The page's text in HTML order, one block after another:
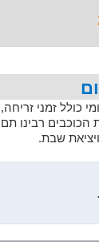
זמני זריחה,
רבינו
שבת.